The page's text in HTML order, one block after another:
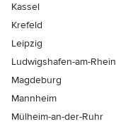
Kassel
Krefeld
Leipzig
Ludwigshafen-am-Rhein
Magdeburg
Mannheim
Mülheim-an-der-Ruhr